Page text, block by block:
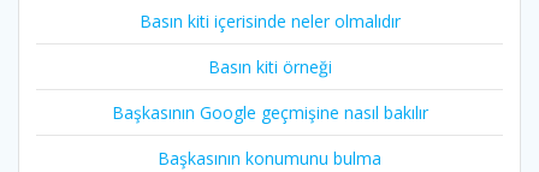
Basın kiti içerisinde neler olmalıdır
Basın kiti örneği
Başkasının Google geçmişine nasıl bakılır
Başkasının konumunu bulma